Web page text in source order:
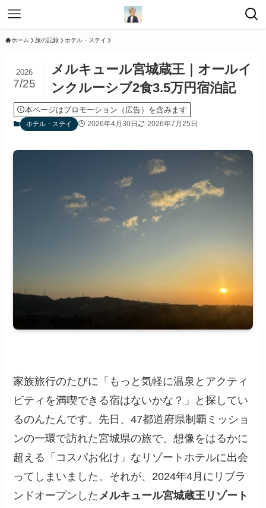
ホーム 旅の記録 ホテル・ステイ
メルキュール宮城蔵王｜オールイ
ンクルーシブ2食3.5万円宿泊記
2026
7/25
本ページはプロモーション（広告）を含みます
ホテル・ステイ 2026年4月30日 2026年7月25日
家族旅行のたびに「もっと気軽に温泉とアクティ
ビティを満喫できる宿はないかな？」と探してい
るのんたんです。先日、47都道府県制覇ミッショ
ンの一環で訪れた宮城県の旅で、想像をはるかに
超える「コスパお化け」なリゾートホテルに出会
ってしまいました。それが、2024年4月にリブラ
ンドオープンしたメルキュール宮城蔵王リゾート